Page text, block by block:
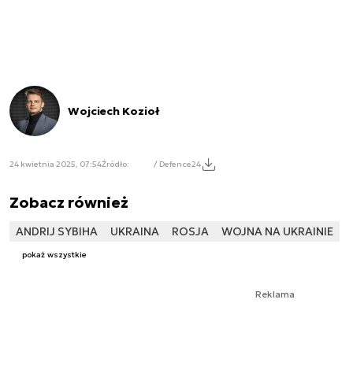
Wojciech Kozioł
24 kwietnia 2025, 07:54Źródło: / Defence24
Zobacz również
ANDRIJ SYBIHA UKRAINA ROSJA WOJNA NA UKRAINIE
pokaż wszystkie
Reklama